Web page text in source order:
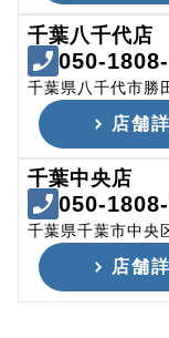
千葉八千代店
050-
千葉県八千代市勝
店舗
千葉中央店
050-
千葉県千葉市中央
店舗